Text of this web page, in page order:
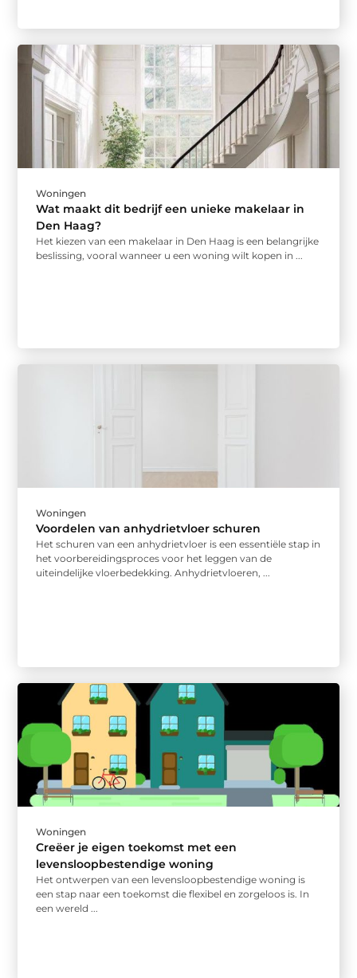
Woningen
Wat maakt dit bedrijf een unieke makelaar in
Den Haag?
Het kiezen van een makelaar in Den Haag is een belangrijke
beslissing, vooral wanneer u een woning wilt kopen in ...
Woningen
Voordelen van anhydrietvloer schuren
Het schuren van een anhydrietvloer is een essentiële stap in
het voorbereidingsproces voor het leggen van de
uiteindelijke vloerbedekking. Anhydrietvloeren, ...
Woningen
Creëer je eigen toekomst met een
levensloopbestendige woning
Het ontwerpen van een levensloopbestendige woning is
een stap naar een toekomst die flexibel en zorgeloos is. In
een wereld ...